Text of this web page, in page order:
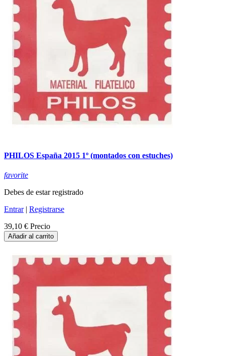
PHILOS España 2015 1º (montados con estuches)
favorite
Debes de estar registrado
Entrar| Registrarse
39,10 € Precio
Añadir al carrito